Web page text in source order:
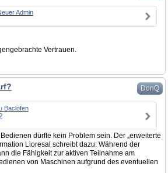
Admin
Vertrauen.
DonQ
Baclofen
dürfte kein Problem sein. Der „erweiterte
Lioresal schreibt dazu: Während der
die Fähigkeit zur aktiven Teilnahme am
von Maschinen aufgrund des eventuellen